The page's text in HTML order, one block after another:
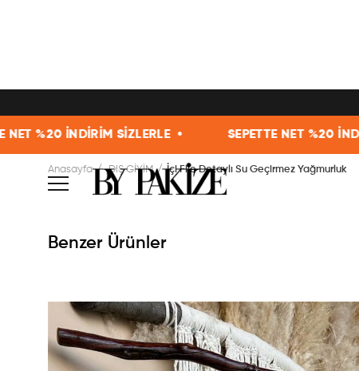
SİZLERLE • SEPETTE NET %20 İNDİRİM SİZLERLE •
Anasayfa DIŞ GİYİM İçi File Detaylı Su Geçirmez Yağmurluk
Benzer Ürünler